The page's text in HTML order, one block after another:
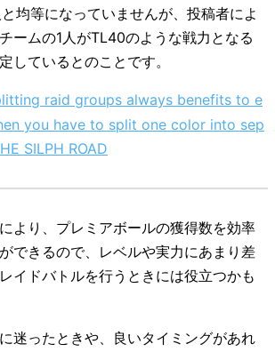
均等になっていませんが、投稿者によ
ームの1人がTL40のような戦力となる
しているとのことです。
raid groups always benefits to e
you have to split one color into sep
SILPH ROAD
より、プレミアボールの獲得数を効率
できるので、レベルや実力にあまり差
イドバトルを行うときには役立つかも
迷ったときや、良いタイミングがあれ